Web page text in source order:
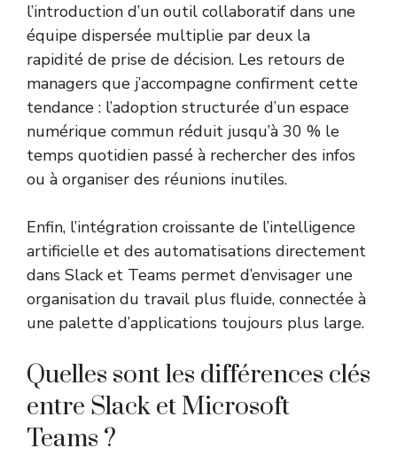
l’introduction d’un outil collaboratif dans une
équipe dispersée multiplie par deux la
rapidité de prise de décision. Les retours de
managers que j’accompagne confirment cette
tendance : l’adoption structurée d’un espace
numérique commun réduit jusqu’à 30 % le
temps quotidien passé à rechercher des infos
ou à organiser des réunions inutiles.
Enfin, l’intégration croissante de l’intelligence
artificielle et des automatisations directement
dans Slack et Teams permet d’envisager une
organisation du travail plus fluide, connectée à
une palette d’applications toujours plus large.
Quelles sont les différences clés
entre Slack et Microsoft
Teams ?